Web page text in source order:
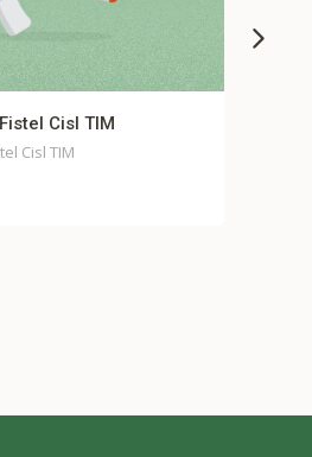
Comunicato stampa unitario
Casella